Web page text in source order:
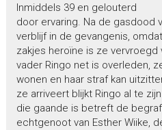
Inmiddels 39 en gelouterd
door ervaring. Na de gasdood
verblijf in de gevangenis,
zakjes heroïne is ze vervroegd
vader Ringo net is overleden,
wonen en haar straf kan
ze arriveert blijkt Ringo al te
die gaande is betreft de
echtgenoot van Esther Wiike,